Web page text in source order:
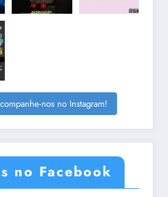
nos no Instagram!
no Facebook